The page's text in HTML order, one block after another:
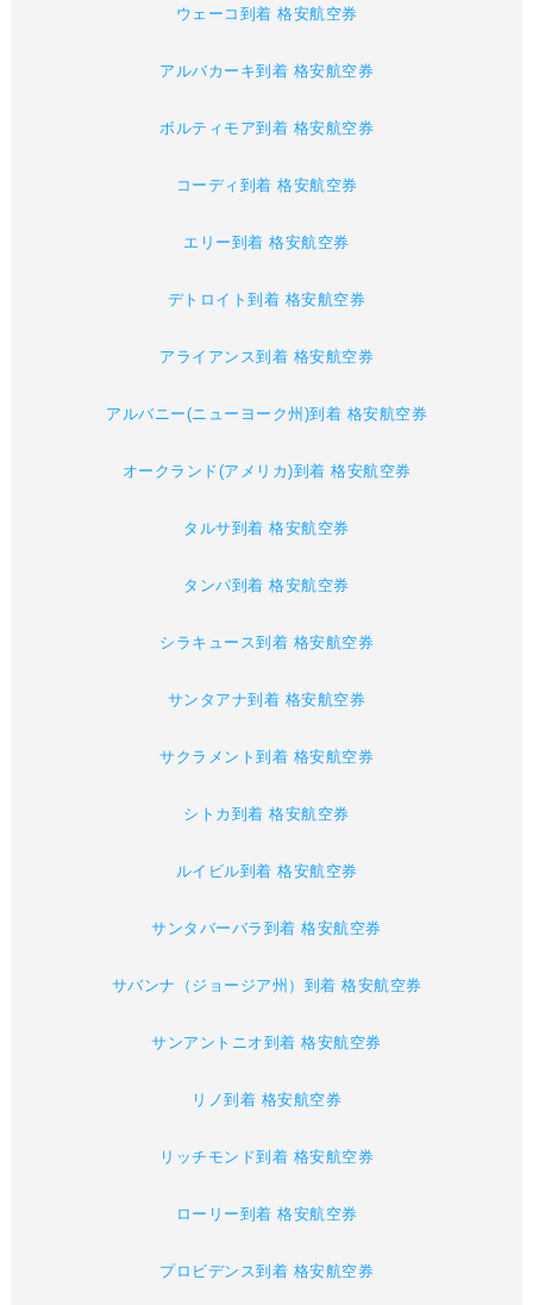
ウェーコ到着 格安航空券
アルバカーキ到着 格安航空券
ボルティモア到着 格安航空券
コーディ到着 格安航空券
エリー到着 格安航空券
デトロイト到着 格安航空券
アライアンス到着 格安航空券
アルバニー(ニューヨーク州)到着 格安航空券
オークランド(アメリカ)到着 格安航空券
タルサ到着 格安航空券
タンパ到着 格安航空券
シラキュース到着 格安航空券
サンタアナ到着 格安航空券
サクラメント到着 格安航空券
シトカ到着 格安航空券
ルイビル到着 格安航空券
サンタバーバラ到着 格安航空券
サバンナ（ジョージア州）到着 格安航空券
サンアントニオ到着 格安航空券
リノ到着 格安航空券
リッチモンド到着 格安航空券
ローリー到着 格安航空券
プロビデンス到着 格安航空券